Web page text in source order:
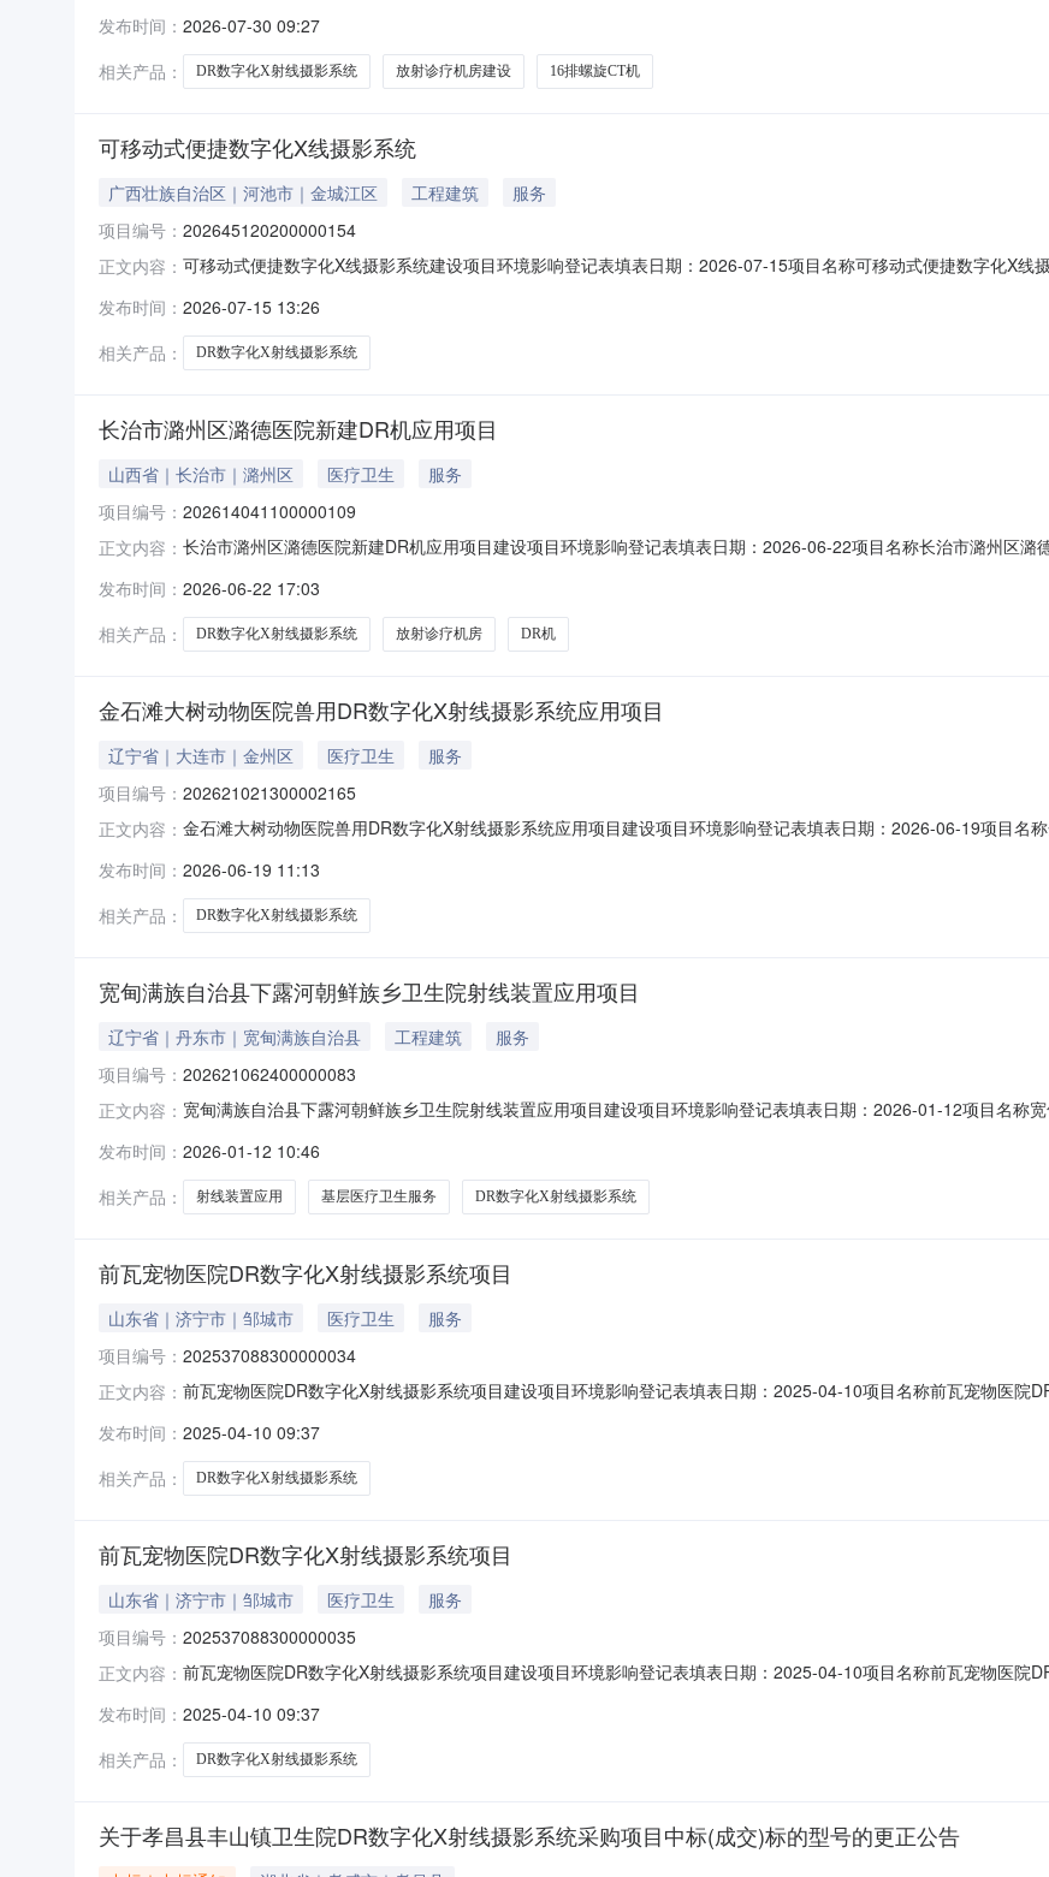
元)238环保投资(万元)24拟投入生产运营日期2026-08-15建设性质新建备案依据该项目属于《建设项目环境影响评
1
发布时间： 2026-07-30 09:27
相关产品：
DR数字化X射线摄影系统 放射诊疗机房建设 16排螺旋CT机
可移动式便捷数字化X线摄影系统
广西壮族自治区｜河池市｜金城江区 工程建筑
服务
项目编号： 202645120200000154
正文内容： 可移动式便捷数字化X线摄影系统建设项目环境影响登记表填表日期：2026-07-15项目名称可移动式便捷数字化X线
占地面积（平方米）35建设单位河池市金城江区侧岭乡卫生院法定代表人覃利蒙联系人覃利蒙联系电话
2026-11-01建设性质新建备案依据该项目属于《建设项目环境影响评价分类管理名录》中应当填报环境影响登记表
发布时间： 2026-07-15 13:26
相关产品：
DR数字化X射线摄影系统
长治市潞州区潞德医院新建DR机应用项目
山西省｜长治市｜潞州区 医疗卫生
服务
项目编号： 202614041100000109
正文内容： 长治市潞州区潞德医院新建DR机应用项目建设项目环境影响登记表填表日期：2026-06-22项目名称长治市潞州区
日期2026-07-01建设性质新建备案依据该项目属于《建设项目环境影响评价分类管理名录》中应当填报环境影响登
发布时间： 2026-06-22 17:03
相关产品：
DR数字化X射线摄影系统 放射诊疗机房 DR机
金石滩大树动物医院兽用DR数字化X射线摄影系统应用项目
辽宁省｜大连市｜金州区 医疗卫生
服务
项目编号： 202621021300002165
正文内容： 金石滩大树动物医院兽用DR数字化X射线摄影系统应用项目建设项目环境影响登记表填表日期：2026-06-19项目名
130****7902项目投资(万元)10环保投资(万元)3拟投入生产运营日期2026-07-01建设性质新建备案依据该项目属于《
发布时间： 2026-06-19 11:13
相关产品：
DR数字化X射线摄影系统
宽甸满族自治县下露河朝鲜族乡卫生院射线装置应用项目
辽宁省｜丹东市｜宽甸满族自治县 工程建筑
服务
项目编号： 202621062400000083
正文内容： 宽甸满族自治县下露河朝鲜族乡卫生院射线装置应用项目建设项目环境影响登记表填表日期：2026-01-12项目名称
项目投资(万元)20环保投资(万元)5拟投入生产运营日期2026-01-26建设性质新建备案依据该项目属于《建设项目环
目，属
发布时间： 2026-01-12 10:46
相关产品：
射线装置应用 基层医疗卫生服务 DR数字化X射线摄影系统
前瓦宠物医院DR数字化X射线摄影系统项目
山东省｜济宁市｜邹城市 医疗卫生
服务
项目编号： 202537088300000034
正文内容： 前瓦宠物医院DR数字化X射线摄影系统项目建设项目环境影响登记表填表日期：2025-04-10项目名称前瓦宠物医院
投入生产运营日期2025-04-09建设性质新建备案依据该项目属于《建设项目环境影响评价分类管理名录》中应当填
发布时间： 2025-04-10 09:37
相关产品：
DR数字化X射线摄影系统
前瓦宠物医院DR数字化X射线摄影系统项目
山东省｜济宁市｜邹城市 医疗卫生
服务
项目编号： 202537088300000035
正文内容： 前瓦宠物医院DR数字化X射线摄影系统项目建设项目环境影响登记表填表日期：2025-04-10项目名称前瓦宠物医院
投入生产运营日期2025-04-10建设性质新建备案依据该项目属于《建设项目环境影响评价分类管理名录》中应当填
发布时间： 2025-04-10 09:37
相关产品：
DR数字化X射线摄影系统
关于孝昌县丰山镇卫生院DR数字化X射线摄影系统采购项目中标(成交)标的型号的更正公告